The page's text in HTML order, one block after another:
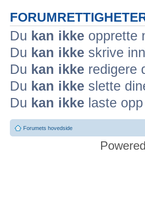
Du kan ikke opprette
Du kan ikke skrive
Du kan ikke redigere
Du kan ikke slette
Du kan ikke laste
Forumets hovedside